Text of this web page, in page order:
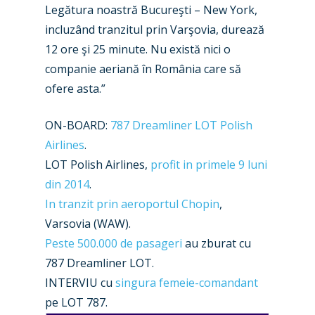
Legătura noastră Bucureşti – New York,
incluzând tranzitul prin Varşovia, durează
12 ore şi 25 minute. Nu există nici o
companie aeriană în România care să
ofere asta.”
ON-BOARD: 787 Dreamliner LOT Polish
Airlines.
LOT Polish Airlines, profit in primele 9 luni
din 2014.
In tranzit prin aeroportul Chopin,
Varsovia (WAW).
Peste 500.000 de pasageri au zburat cu
787 Dreamliner LOT.
INTERVIU cu singura femeie-comandant
pe LOT 787.
Dubai 2025
Paris 2025
Farnborough 2024
Farnborough 2022
Business Jets
Military
Trip Reports
Contact